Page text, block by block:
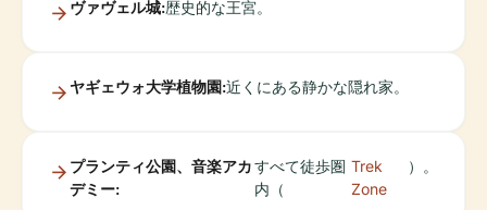
ヴァヴェル城:歴史的な王宮。
ヤギェウォ大学植物園:近くにある静かな隠れ家。
プランティ公園、音楽アカ
デミー:
すべて徒歩圏
内（
Trek
Zone
）。